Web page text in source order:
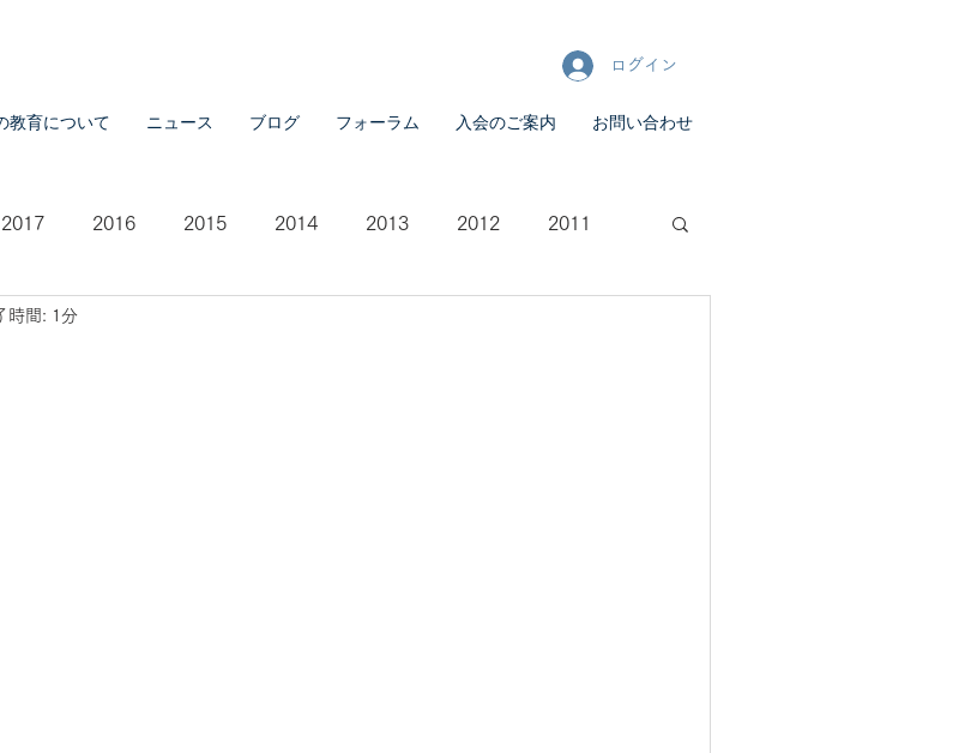
ログイン
教育について ニュース ブログ フォーラム 入会のご案内 お問い合わせ
2017 2016 2015 2014 2013 2012 2011
時間: 1分